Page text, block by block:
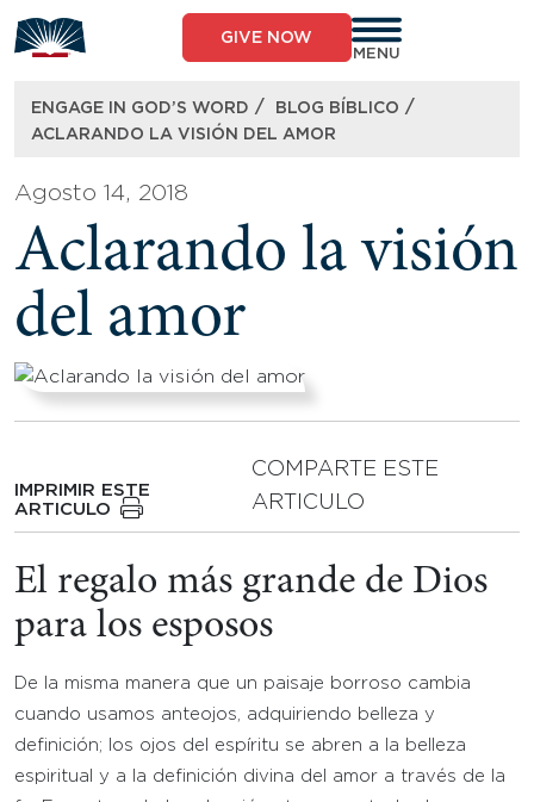
to
content
GIVE NOW
MENU
ENGAGE IN GOD’S WORD / BLOG BÍBLICO /
ACLARANDO LA VISIÓN DEL AMOR
Agosto 14, 2018
Aclarando la visión
del amor
IMPRIMIR ESTE
ARTICULO
COMPARTE ESTE
ARTICULO
El regalo más grande de Dios
para los esposos
De la misma manera que un paisaje borroso cambia
cuando usamos anteojos, adquiriendo belleza y
definición; los ojos del espíritu se abren a la belleza
espiritual y a la definición divina del amor a través de la